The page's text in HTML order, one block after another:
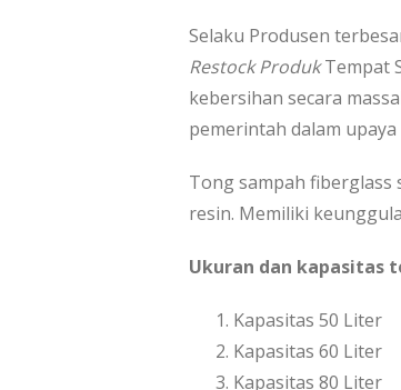
Selaku Produsen
Restock ProdukTempat
kebersihan secara
pemerintah dalam
Tong sampah
resin. Memiliki
Ukuran dan kapasitas
Kapasitas 50 Liter
Kapasitas 60 Liter
Kapasitas 80 Liter